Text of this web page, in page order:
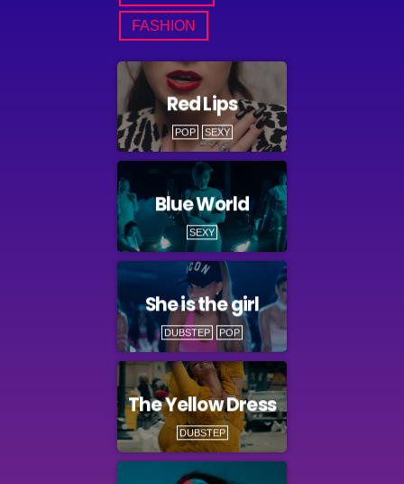
FASHION
Red Lips
POP SEXY
Blue World
SEXY
She is the girl
DUBSTEP POP
The Yellow Dress
DUBSTEP